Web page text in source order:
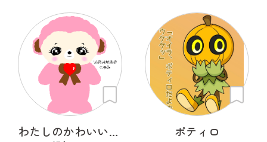
わたしのかわいいせかい ポティロ